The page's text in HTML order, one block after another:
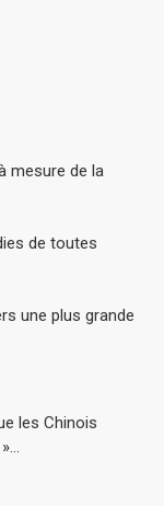
mesure de la
de toutes
une plus grande
les Chinois